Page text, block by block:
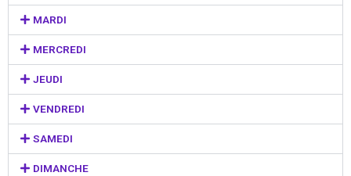
MARDI
MERCREDI
JEUDI
VENDREDI
SAMEDI
DIMANCHE